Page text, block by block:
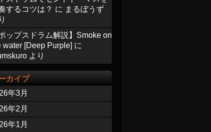
するコツは？ に まるぼうず
ポップスドラム解説】Smoke on
water [Deep Purple] に
より
カイブ
年3月
年2月
年1月